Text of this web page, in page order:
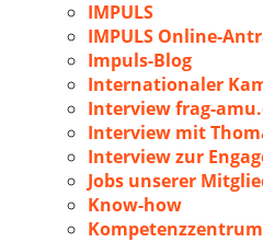
IMPULS
IMPULS Online-
Impuls-Blog
Internationaler
Interview frag-
Interview mit
Interview zur
Jobs unserer
Know-how